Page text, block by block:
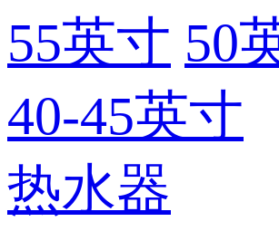
55英寸 50
40-45英寸
热水器